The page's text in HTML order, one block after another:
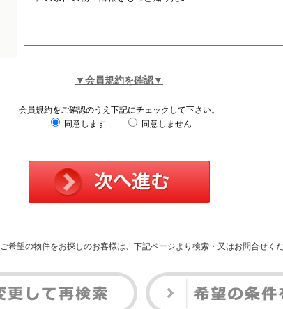
▼会員規約を確認▼
会員規約をご確認のうえ下記にチェックして下さい。
同意します
同意しません
ご希望の物件をお探しのお客様は、下記ページより検索・又はお問合せくだ